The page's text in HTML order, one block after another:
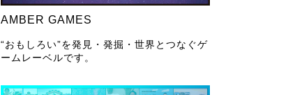
AMBER GAMES
“おもしろい”を発見・発掘・世界とつなぐゲ
ームレーベルです。